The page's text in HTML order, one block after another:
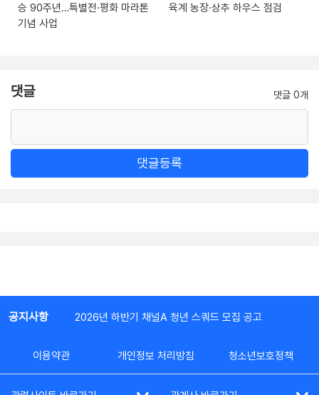
승 90주년…특별전·평화 마라톤
기념 사업
육계 농장·상추 하우스 점검
댓글 댓글 0개
댓글등록
공지사항 2026년 하반기 채널A 청년 스쿼드 모집 공고
이용약관 개인정보 처리방침 청소년보호정책